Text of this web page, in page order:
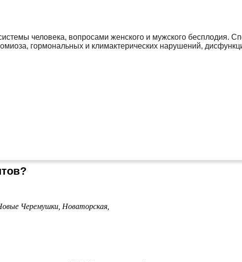
человека, вопросами женского и мужского бесплодия.
гормональных и климактерических нарушений,
Черемушки, Новаторская,